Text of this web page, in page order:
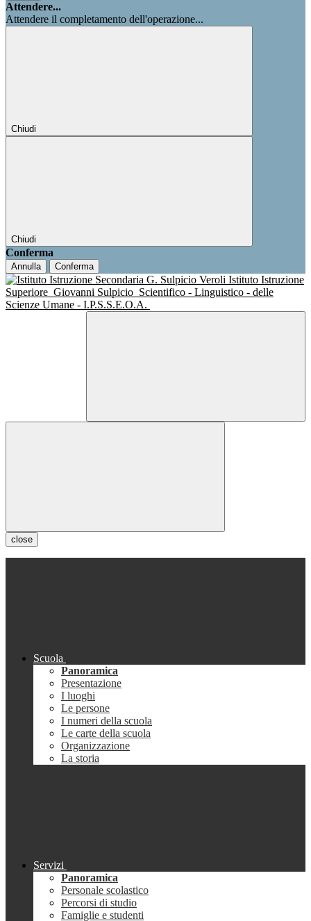
Attendere...
Attendere il completamento dell'operazione...
Chiudi
Chiudi
Conferma
Annulla Conferma
Istituto Istruzione
Superiore Giovanni Sulpicio Scientifico - Linguistico - delle
Scienze Umane - I.P.S.S.E.O.A.
close
Scuola
Panoramica
Presentazione
I luoghi
Le persone
I numeri della scuola
Le carte della scuola
Organizzazione
La storia
Servizi
Panoramica
Personale scolastico
Percorsi di studio
Famiglie e studenti